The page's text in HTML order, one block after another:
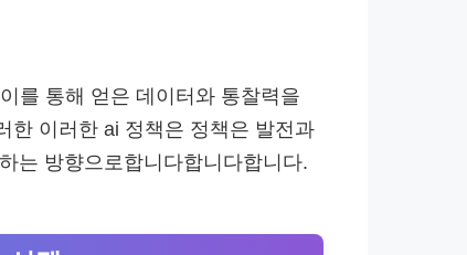
를 통해 얻은 데이터와 통찰력을
한 이러한 ai 정책은 정책은 발전과
는 방향으로합니다합니다합니다.